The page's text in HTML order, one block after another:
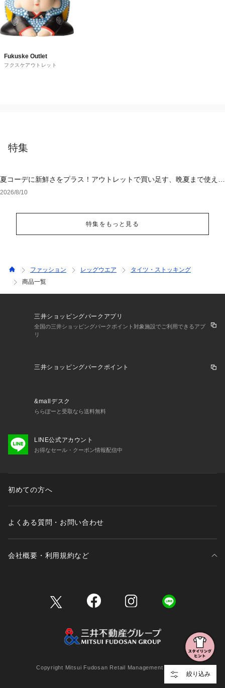
Fukuske Outlet
フクスケアウトレット
特集
夏コーデに新鮮さをプラス！アウトレットで買い足す、晩夏まで使える
アイテム
2026/8/10
特集をもっと見る
絞り込み
ファッション レッグウエア
タイツ・ストッキング
商品一覧
三井ショッピングパークアプリ
全国の三井ショッピングパークポイント対象施設でご利用できるアプ
リ
三井ショッピングパークポイント
&mallデスク
ららぽーと受取なら送料無料
LINE公式アカウント
お得なセール・クーポン情報配信中
初めての方へ
よくある質問・お問い合わせ
会社概要・利用規約など
Copyright Mitsui Fudosan Retail Management Co., Ltd.